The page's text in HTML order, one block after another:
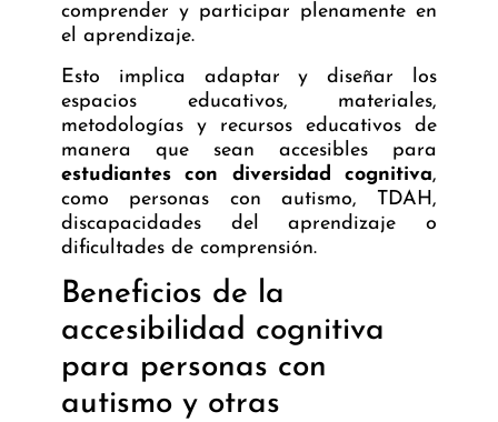
comprender y participar plenamente en
el aprendizaje.
Esto implica adaptar ydiseñar los
espacios educativos, materiales,
metodologías y recursos educativos de
manera que sean accesibles para
estudiantes con diversidad cognitiva,
como personas con autismo, TDAH,
discapacidades del aprendizaje o
dificultades de comprensión.
Beneficios de la
accesibilidad cognitiva
para personas con
autismo y otras